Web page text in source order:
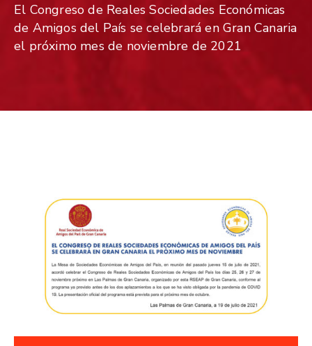
El Congreso de Reales Sociedades Económicas
de Amigos del País se celebrará en Gran Canaria
el próximo mes de noviembre de 2021